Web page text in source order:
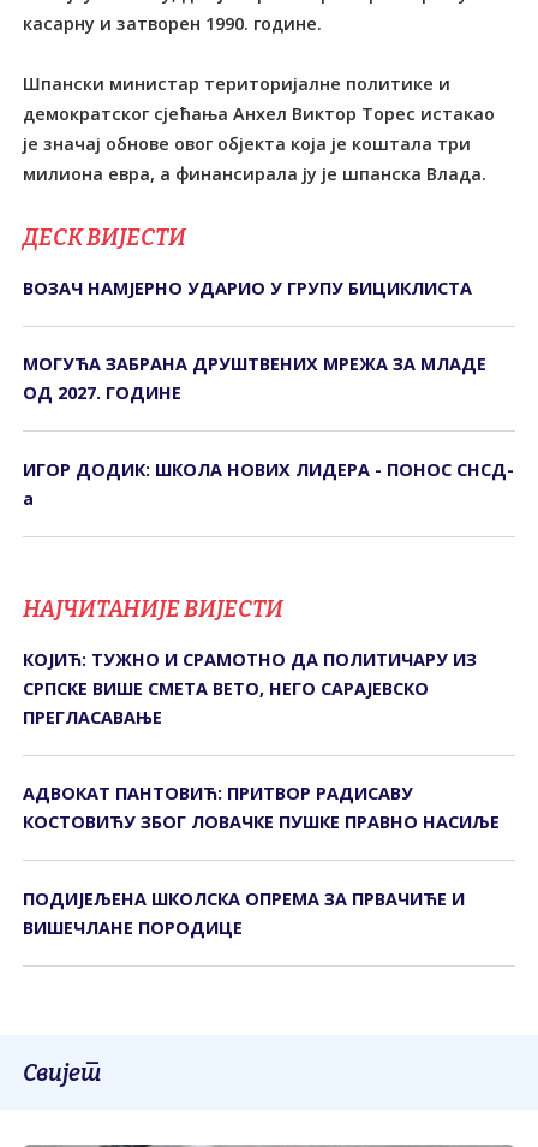
касарну и затворен 1990. године.
Шпански министар територијалне политике и
демократског сјећања Анхел Виктор Tорес истакао
је значај обнове овог објекта која је коштала три
милиона евра, а финансирала ју је шпанска Влада.
ДЕСК ВИЈЕСТИ
ВОЗАЧ НАМЈЕРНО УДАРИО У ГРУПУ БИЦИКЛИСТА
МОГУЋА ЗАБРАНА ДРУШТВЕНИХ МРЕЖА ЗА МЛАДЕ
ОД 2027. ГОДИНЕ
ИГОР ДОДИК: ШКОЛА НОВИХ ЛИДЕРА - ПОНОС СНСД-
а
НАЈЧИТАНИЈЕ ВИЈЕСТИ
КОЈИЋ: ТУЖНО И СРАМОТНО ДА ПОЛИТИЧАРУ ИЗ
СРПСКЕ ВИШЕ СМЕТА ВЕТО, НЕГО САРАЈЕВСКО
ПРЕГЛАСАВАЊЕ
АДВОКАТ ПАНТОВИЋ: ПРИТВОР РАДИСАВУ
КОСТОВИЋУ ЗБОГ ЛОВАЧКЕ ПУШКЕ ПРАВНО НАСИЉЕ
ПОДИЈЕЉЕНА ШКОЛСКА ОПРЕМА ЗА ПРВАЧИЋЕ И
ВИШЕЧЛАНЕ ПОРОДИЦЕ
Свијет